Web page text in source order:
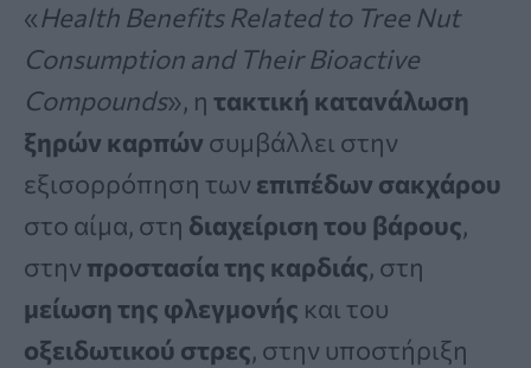
«Health Benefits Related to Tree Nut
Consumption and Their Bioactive
Compounds», η τακτική κατανάλωση
ξηρών καρπών συμβάλλει στην
εξισορρόπηση των επιπέδων σακχάρου
στο αίμα, στη διαχείριση του βάρους,
στην προστασία της καρδιάς, στη
μείωση της φλεγμονής και του
οξειδωτικού στρες, στην υποστήριξη